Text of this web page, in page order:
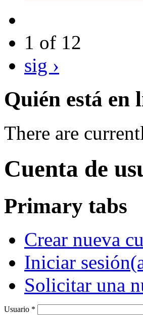
1 of 12
sig ›
Quién está en
There are
Cuenta de
Primary tabs
Crear nueva
Iniciar sesión
Solicitar una
Usuario *